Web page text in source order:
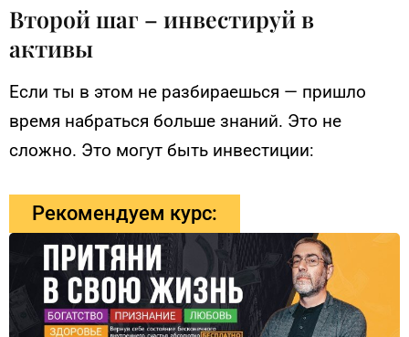
Второй шаг – инвестируй в
активы
Если ты в этом не разбираешься — пришло
время набраться больше знаний. Это не
сложно. Это могут быть инвестиции:
Рекомендуем курс: